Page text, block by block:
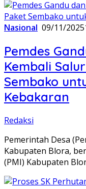
Nasional 09/11/2025
Pemdes
Kembali
Sembako
Kebakaran
Redaksi
Pemerintah Desa
Kabupaten Blora,
(PMI) Kabupaten